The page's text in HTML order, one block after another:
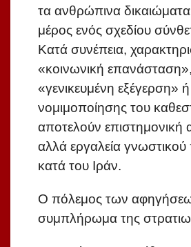
τα ανθρώπινα
μέρος ενός σχεδίου
Κατά συνέπεια,
«κοινωνική επανάσταση»,
«γενικευμένη εξέγερση»
νομιμοποίησης του
αποτελούν επιστημονική
αλλά εργαλεία
κατά του Ιράν.
Ο πόλεμος των
συμπλήρωμα της